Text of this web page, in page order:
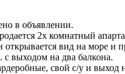
в объявлении.
2х комнатный
открывается вид на море и
выходом на два балкона.
свой с/у и выход